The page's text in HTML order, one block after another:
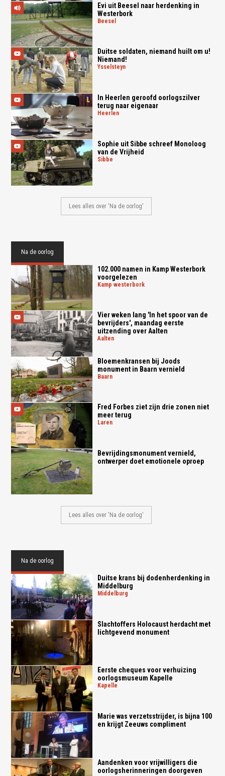
Evi uit Beesel naar herdenking in
Westerbork
beesel
Duitse soldaten, niemand huilt om u!
Niemand!
ysselsteyn
In Heerlen geroofd oorlogszilver
terug naar eigenaar
heerlen
Sophie uit Sibbe schreef Monoloog
van de Vrijheid
sibbe
Lees alles over 'Na de oorlog'
Na de oorlog
102.000 namen in Kamp Westerbork
voorgelezen
kamp westerbork
Vier weken lang 'In het spoor van de
bevrijders', maandag eerste
uitzending over Aalten
aalten
Bloemenkransen bij Joods
monument in Baarn vernield
baarn
Fred Forbes ziet zijn drie zonen niet
meer terug
laren
Bevrijdingsmonument vernield,
ontwerper doet emotionele oproep
Lees alles over 'Na de oorlog'
Na de oorlog
Duitse krans bij dodenherdenking in
Middelburg
middelburg
Slachtoffers Holocaust herdacht met
lichtgevend monument
Eerste cheques voor verhuizing
oorlogsmuseum Kapelle
kapelle
Marie was verzetsstrijder, is bijna 100
en krijgt Zeeuws compliment
Aandenken voor vrijwilligers die
oorlogsherinneringen doorgeven